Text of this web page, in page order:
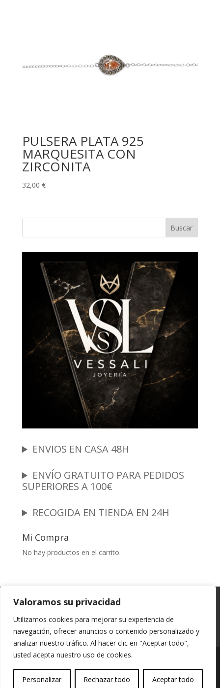
Valoramos su privacidad
Utilizamos cookies para mejorar su experiencia de
navegación, ofrecer anuncios o contenido personalizado y
analizar nuestro tráfico. Al hacer clic en "Aceptar todo",
usted acepta nuestro uso de cookies.
Personalizar Rechazar todo Aceptar todo
PULSERA PLATA 925
MARQUESITA CON
ZIRCONITA
32,00 €
Buscar
ENVIOS EN CASA 48H
ENVÍO GRATUITO PARA PEDIDOS
SUPERIORES A 100€
RECOGIDA EN TIENDA EN 24H
Mi Compra
No hay productos en el carrito.
Garantia y Autenticidad
Política de Privacidad
Políticas de Cookies
Mi cuenta
Vessali Joyería, derechos de autor protegidos